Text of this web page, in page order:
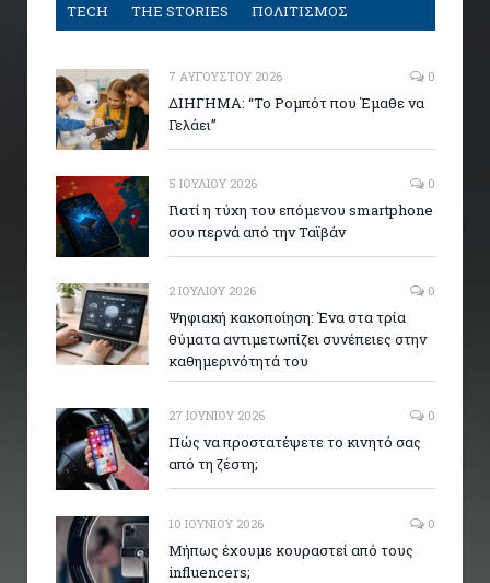
TECH THE STORIES ΠΟΛΙΤΙΣΜΟΣ
7 ΑΥΓΟΎΣΤΟΥ 2026 0
ΔΙΗΓΗΜΑ: “Το Ρομπότ που Έμαθε να
Γελάει”
5 ΙΟΥΛΊΟΥ 2026 0
Γιατί η τύχη του επόμενου smartphone
σου περνά από την Ταϊβάν
2 ΙΟΥΛΊΟΥ 2026 0
Ψηφιακή κακοποίηση: Ένα στα τρία
θύματα αντιμετωπίζει συνέπειες στην
καθημερινότητά του
27 ΙΟΥΝΊΟΥ 2026 0
Πώς να προστατέψετε το κινητό σας
από τη ζέστη;
10 ΙΟΥΝΊΟΥ 2026 0
Μήπως έχουμε κουραστεί από τους
influencers;